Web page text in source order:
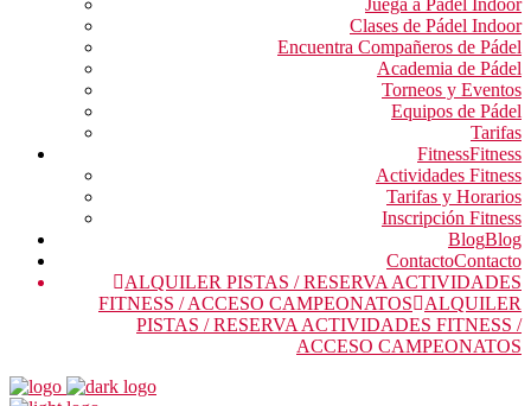
Juega a Pádel Indoor
Clases de Pádel Indoor
Encuentra Compañeros de Pádel
Academia de Pádel
Torneos y Eventos
Equipos de Pádel
Tarifas
FitnessFitness
Actividades Fitness
Tarifas y Horarios
Inscripción Fitness
BlogBlog
ContactoContacto
ALQUILER PISTAS / RESERVA ACTIVIDADES
FITNESS / ACCESO CAMPEONATOS
ALQUILER
PISTAS / RESERVA ACTIVIDADES FITNESS /
ACCESO CAMPEONATOS